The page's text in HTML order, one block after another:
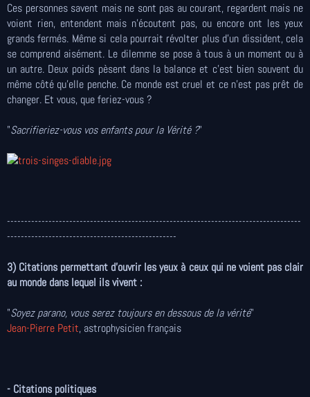
Ces personnes savent mais ne sont pas au courant, regardent mais ne
voient rien, entendent mais n'écoutent pas, ou encore ont les yeux
grands fermés. Même si cela pourrait révolter plus d'un dissident, cela
se comprend aisément. Le dilemme se pose à tous à un moment ou à
un autre. Deux poids pèsent dans la balance et c'est bien souvent du
même côté qu'elle penche. Ce monde est cruel et ce n'est pas prêt de
changer. Et vous, que feriez-vous ?
"Sacrifieriez-vous vos enfants pour la Vérité ?"
-------------------------------------------------------------------------------------
-------------------------------------------------
3) Citations permettant d'ouvrir les yeux à ceux qui ne voient pas clair
au monde dans lequel ils vivent :
"Soyez parano, vous serez toujours en dessous de la vérité"
Jean-Pierre Petit, astrophysicien français
- Citations politiques